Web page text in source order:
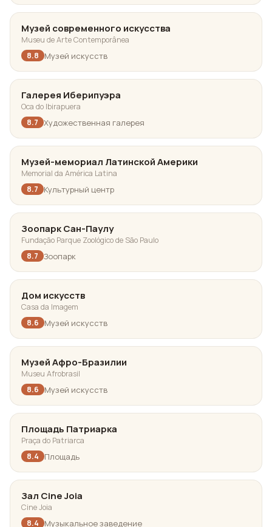
Музей современного искусства
Museu de Arte Contemporânea
8.8
Музей искусств
Галерея Иберипуэра
Oca do Ibirapuera
8.7 Художественная галерея
Музей-мемориал Латинской Америки
Memorial da América Latina
8.7
Культурный центр
Зоопарк Сан-Паулу
Fundação Parque Zoológico de São Paulo
8.7 Зоопарк
Дом искусств
Casa da Imagem
8.6
Музей искусств
Музей Афро-Бразилии
Museu Afrobrasil
8.6
Музей искусств
Площадь Патриарка
Praça do Patriarca
8.4
Площадь
Зал Cine Joia
Cine Joia
8.4
Музыкальное заведение